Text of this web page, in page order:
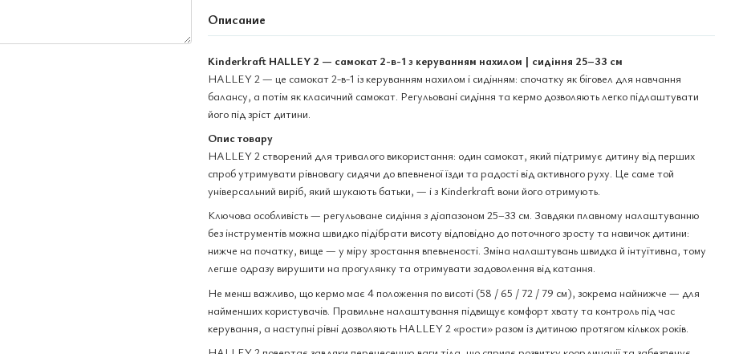
Описание
Kinderkraft HALLEY 2 — самокат 2-в-1 з керуванням нахилом | сидіння 25–33 см
HALLEY 2 — це самокат 2-в-1 із керуванням нахилом і сидінням: спочатку як біговел для навчання
балансу, а потім як класичний самокат. Регульовані сидіння та кермо дозволяють легко підлаштувати
його під зріст дитини.
Опис товару
HALLEY 2 створений для тривалого використання: один самокат, який підтримує дитину від перших
спроб утримувати рівновагу сидячи до впевненої їзди та радості від активного руху. Це саме той
універсальний виріб, який шукають батьки, — і з Kinderkraft вони його отримують.
Ключова особливість — регульоване сидіння з діапазоном 25–33 см. Завдяки плавному налаштуванню
без інструментів можна швидко підібрати висоту відповідно до поточного зросту та навичок дитини:
нижче на початку, вище — у міру зростання впевненості. Зміна налаштувань швидка й інтуїтивна, тому
легше одразу вирушити на прогулянку та отримувати задоволення від катання.
Не менш важливо, що кермо має 4 положення по висоті (58 / 65 / 72 / 79 см), зокрема найнижче — для
найменших користувачів. Правильне налаштування підвищує комфорт хвату та контроль під час
керування, а наступні рівні дозволяють HALLEY 2 «рости» разом із дитиною протягом кількох років.